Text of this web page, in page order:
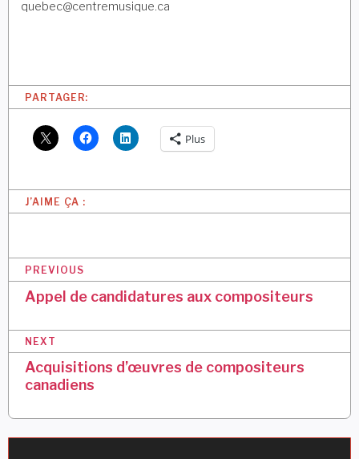
quebec@centremusique.ca
PARTAGER:
Plus
J’AIME ÇA :
N
a
v
i
g
t
PREVIOUS
Appel de candidatures aux compositeurs
NEXT
Acquisitions d’œuvres de compositeurs
canadiens